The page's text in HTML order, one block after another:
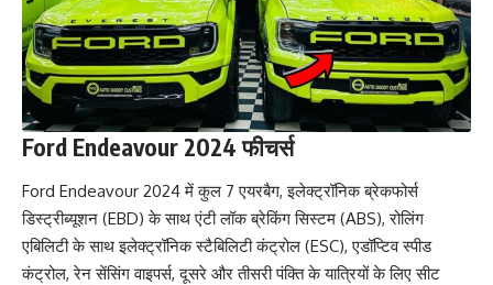
Ford Endeavour 2024 फीचर्स
Ford Endeavour 2024 में कुल 7 एयरबैग, इलेक्ट्रॉनिक ब्रेकफोर्स
डिस्ट्रीब्यूशन (EBD) के साथ एंटी लॉक ब्रेकिंग सिस्टम (ABS), रोलिंग
एबिलिटी के साथ इलेक्ट्रॉनिक स्टैबिलिटी कंट्रोल (ESC), एडॉप्टिव स्पीड
कंट्रोल, रेन सेंसिंग वाइपर्स, दूसरे और तीसरी पंक्ति के यात्रियों के लिए सीट